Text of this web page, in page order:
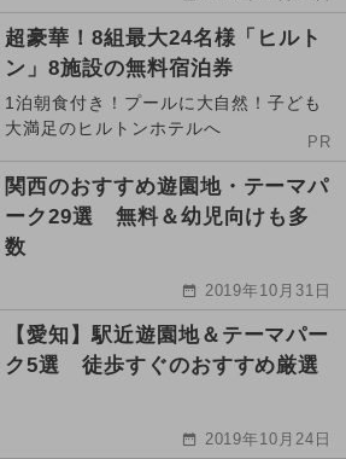
超豪華！8組最大24名様「ヒルト
ン」8施設の無料宿泊券
1泊朝食付き！プールに大自然！子ども
大満足のヒルトンホテルへ
PR
関西のおすすめ遊園地・テーマパ
ーク29選 無料＆幼児向けも多
数
2019年10月31日
【愛知】駅近遊園地＆テーマパー
ク5選 徒歩すぐのおすすめ厳選
2019年10月24日